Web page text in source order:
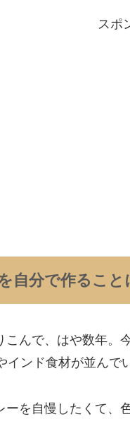
スポ
自分で作るこ
こんで、はや数年。
インド食材が並んで
ーを自慢したくて、